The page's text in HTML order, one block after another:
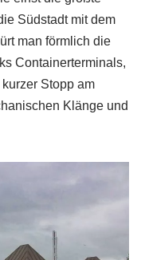
Südstadt mit dem
man förmlich die
Containerterminals,
Stopp am
Klänge und